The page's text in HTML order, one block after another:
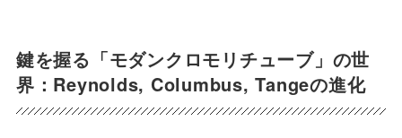
鍵を握る「モダンクロモリチューブ」の世
界：Reynolds, Columbus, Tangeの進化